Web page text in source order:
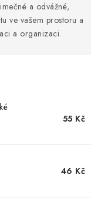
a odvážné,
ve vašem prostoru a
a organizaci.
55 Kč
46 Kč